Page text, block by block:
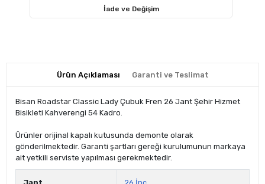
İade ve Değişim
Ürün Açıklaması Garanti ve Teslimat
Bisan Roadstar Classic Lady Çubuk Fren 26 Jant Şehir Hizmet
Bisikleti Kahverengi 54 Kadro.
Ürünler orijinal kapalı kutusunda demonte olarak
gönderilmektedir. Garanti şartları gereği kurulumunun markaya
ait yetkili serviste yapılması gerekmektedir.